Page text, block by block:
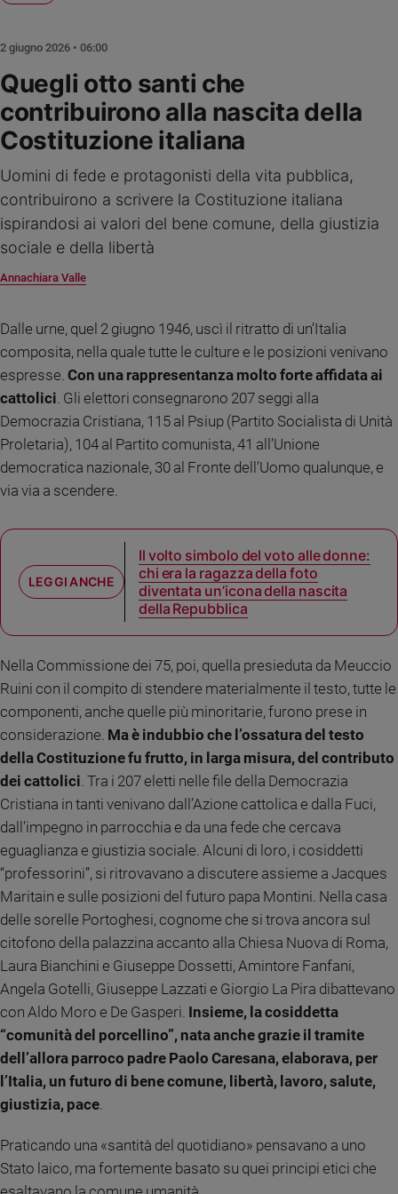
Creato
Volontariato
Diritti
Aziende
di
Caso
della
settimana
e
Costume
Cultura
e
spettacoli
Sanremo
2026
Cinema,
Musica
Arte
educazione
Genitori
figli
e
giovani
Adolescenza
Bioetica
Vai
Riflessioni
Foto
Video
Podcast
Privacy
Quegli otto santi che
contribuirono alla nascita della
Costituzione italiana
Uomini di fede e protagonisti della vita pubblica,
contribuirono a scrivere la Costituzione italiana
ispirandosi ai valori del bene comune, della giustizia
sociale e della libertà
Annachiara Valle
2 giugno 2026 • 06:00
Dalle urne, quel 2 giugno 1946, uscì il ritratto di un’Italia
composita, nella quale tutte le culture e le posizioni venivano
espresse. Con una rappresentanza molto forte affidata ai
cattolici . Gli elettori consegnarono 207 seggi alla
Democrazia Cristiana, 115 al Psiup (Partito Socialista di Unità
Proletaria), 104 al Partito comunista, 41 all’Unione
democratica nazionale, 30 al Fronte dell’Uomo qualunque, e
via via a scendere.
Il volto simbolo del voto alle donne:
chi era la ragazza della foto
diventata un’icona della nascita
della Repubblica
Nella Commissione dei 75, poi, quella presieduta da Meuccio
Ruini con il compito di stendere materialmente il testo, tutte le
componenti, anche quelle più minoritarie, furono prese in
considerazione. Ma è indubbio che l’ossatura del testo
della Costituzione fu frutto, in larga misura, del contributo
dei cattolici. Tra i 207 eletti nelle file della Democrazia
Cristiana in tanti venivano dall’Azione cattolica e dalla Fuci,
dall’impegno in parrocchia e da una fede che cercava
eguaglianza e giustizia sociale. Alcuni di loro, i cosiddetti
“professorini”, si ritrovavano a discutere assieme a Jacques
Maritain e sulle posizioni del futuro papa Montini. Nella casa
delle sorelle Portoghesi, cognome che si trova ancora sul
citofono della palazzina accanto alla Chiesa Nuova di Roma,
Laura Bianchini e Giuseppe Dossetti, Amintore Fanfani,
Angela Gotelli, Giuseppe Lazzati e Giorgio La Pira dibattevano
con Aldo Moro e De Gasperi. Insieme, la cosiddetta
“comunità del porcellino”, nata anche grazie il tramite
dell’allora parroco padre Paolo Caresana, elaborava, per
l’Italia, un futuro di bene comune, libertà, lavoro, salute,
giustizia, pace.
Praticando una «santità del quotidiano» pensavano a uno
Stato laico, ma fortemente basato su quei principi etici che